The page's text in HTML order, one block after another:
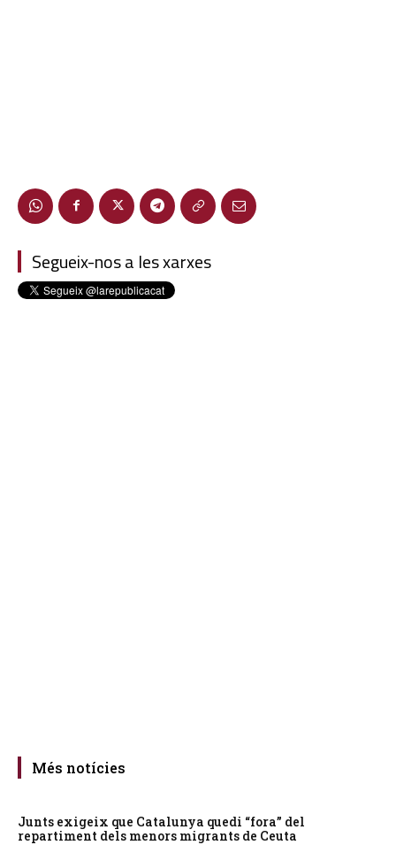
Segueix-nos a les xarxes
Més notícies
Junts exigeix que Catalunya quedi “fora” del
repartiment dels menors migrants de Ceuta